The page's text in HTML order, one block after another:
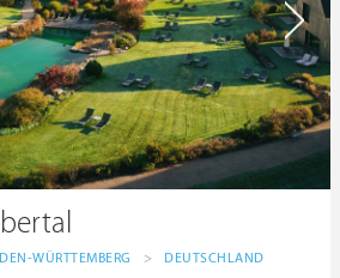
WÜRTTEMBERG > DEUTSCHLAND